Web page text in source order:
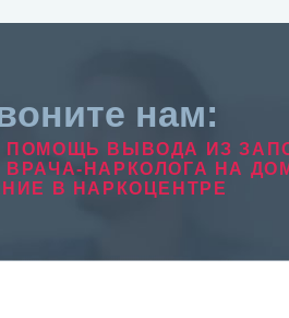
нам:
ПОМОЩЬ ВЫВОДА ИЗ
ВРАЧА-НАРКОЛОГА НА
В НАРКОЦЕНТРЕ